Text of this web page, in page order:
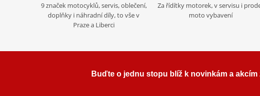
9 značek motocyklů, servis, oblečení,
doplňky i náhradní díly, to vše v
Praze a Liberci
Za řídítky motorek, v servisu i
moto vybavení
Buďte o jednu stopu blíž k novinkám a akcím